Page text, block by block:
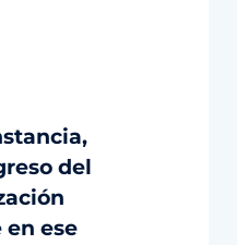
del
ese